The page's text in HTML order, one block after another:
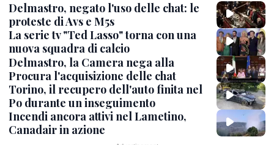
Delmastro, negato l'uso delle chat: le
proteste di Avs e M5s
La serie tv "Ted Lasso" torna con una
nuova squadra di calcio
Delmastro, la Camera nega alla
Procura l'acquisizione delle chat
Torino, il recupero dell'auto finita nel
Po durante un inseguimento
Incendi ancora attivi nel Lametino,
Canadair in azione